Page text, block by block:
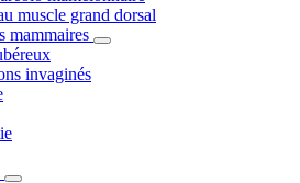
muscle grand dorsal
mammaires
invaginés